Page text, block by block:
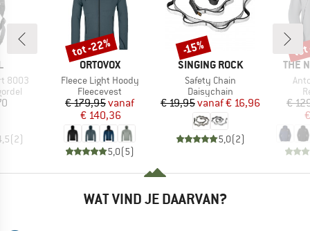
8003
(2)
MERK
ORTOVOX
Artikel
Fleece Light Hoody
Productgroep
Fleecevest
Prijs
€ 179,95Verlaagde prijs
vanaf
€ 140,36
5,0(5)
Korting
tot -22%
MERK
SINGING ROCK
Artikel
Safety Chain
Productgroep
Daisychain
Prijs
€ 19,95 Verlaagde prijs
vanaf€ 16,96
5,0(2)
Korting
-15%
MERK
THE
€
WAT VIND JE DAARVAN?